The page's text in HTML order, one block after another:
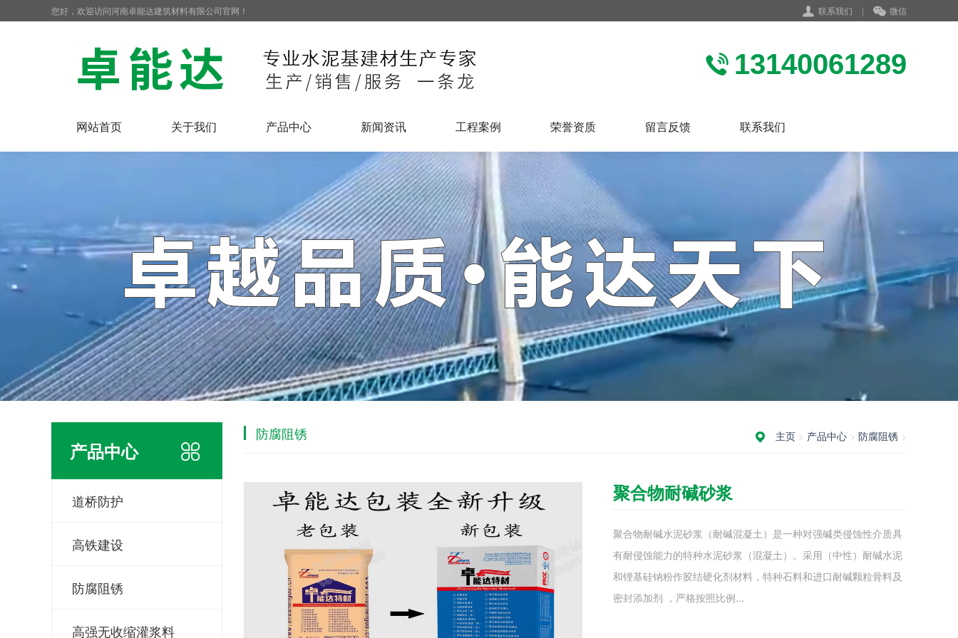
联系我们 | 微信
您好，欢迎访问河南卓能达建筑材料有限公司官网！
13140061289
网站首页 关于我们 产品中心 新闻资讯 工程案例 荣誉资质 留言反馈 联系我们
产品中心
道桥防护
高铁建设
防腐阻锈
高强无收缩灌浆料
主页 > 产品中心 > 防腐阻锈 >
防腐阻锈
聚合物耐碱砂浆
聚合物耐碱水泥砂浆（耐碱混凝土）是一种对强碱类侵蚀性介质具
有耐侵蚀能力的特种水泥砂浆（混凝土）。采用（中性）耐碱水泥
和锂基硅钠粉作胶结硬化剂材料，特种石料和进口耐碱颗粒骨料及
密封添加剂 ，严格按照比例...